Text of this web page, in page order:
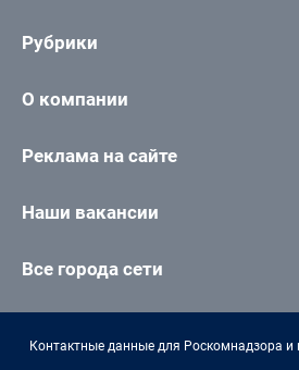
Рубрики
О компании
Реклама на сайте
Наши вакансии
Все города сети
Контактные данные для Роскомнадзора и